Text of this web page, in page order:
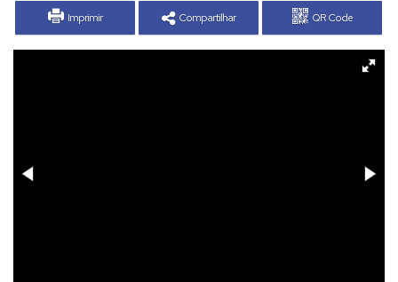
Imprimir Compartilhar QR Code